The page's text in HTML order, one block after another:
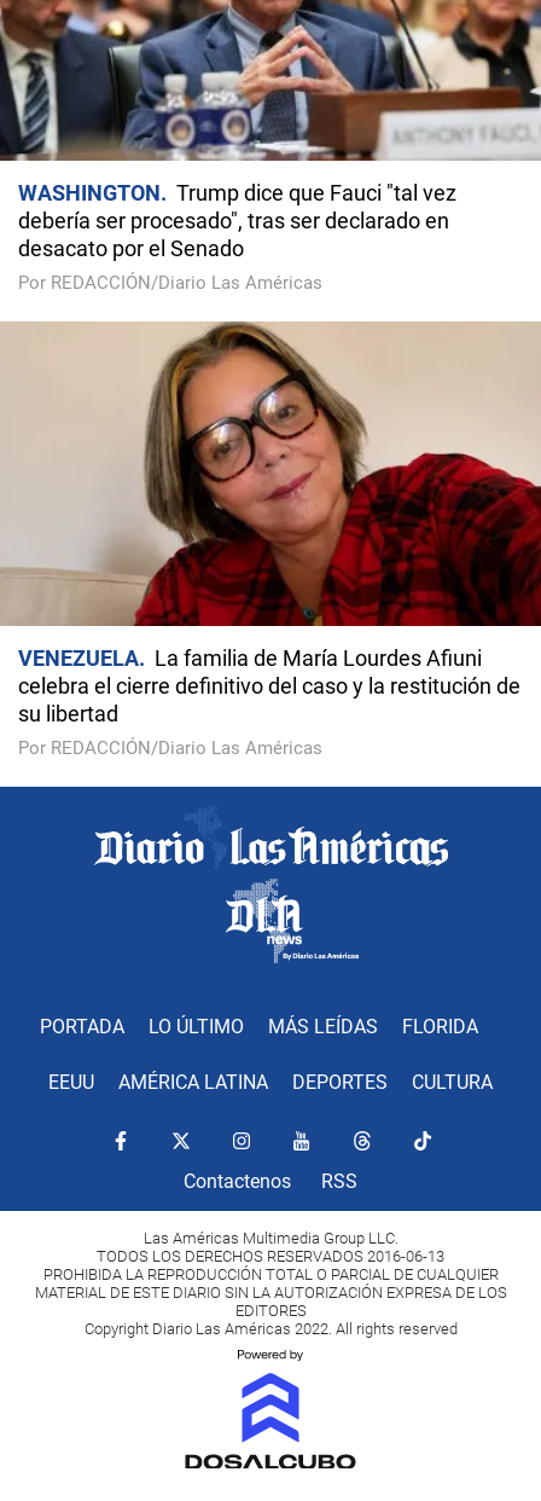
WASHINGTON
Trump dice que Fauci "tal vez
debería ser procesado", tras ser declarado en
desacato por el Senado
Por REDACCIÓN/Diario Las Américas
VENEZUELA
La familia de María Lourdes Afiuni
celebra el cierre definitivo del caso y la restitución de
su libertad
Por REDACCIÓN/Diario Las Américas
PORTADA LO ÚLTIMO MÁS LEÍDAS FLORIDA
EEUU AMÉRICA LATINA DEPORTES CULTURA
Contactenos RSS
Las Américas Multimedia Group LLC.
TODOS LOS DERECHOS RESERVADOS 2016-06-13
PROHIBIDA LA REPRODUCCIÓN TOTAL O PARCIAL DE CUALQUIER
MATERIAL DE ESTE DIARIO SIN LA AUTORIZACIÓN EXPRESA DE LOS
EDITORES
Copyright Diario Las Américas 2022. All rights reserved